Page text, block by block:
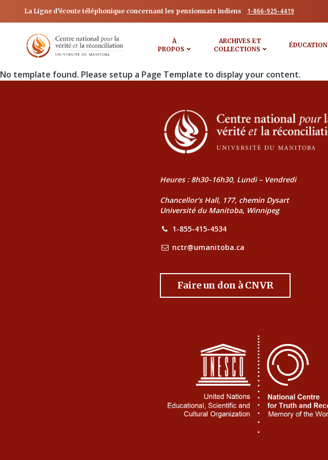
La Ligne d’écoute téléphonique concernant les pensionnats indiens 1-866-925-4419
À
PROPOS
ARCHIVES ET
COLLECTIONS
ÉDUCATION
No template found. Please setup a Page Template to display your content.
Heures : 8h30–16h30, Lundi – Vendredi
Chancellor’s Hall, 177, chemin Dysart
Université du Manitoba, Winnipeg
1-855-415-4534
nctr@umanitoba.ca
Faire un don à CNVR